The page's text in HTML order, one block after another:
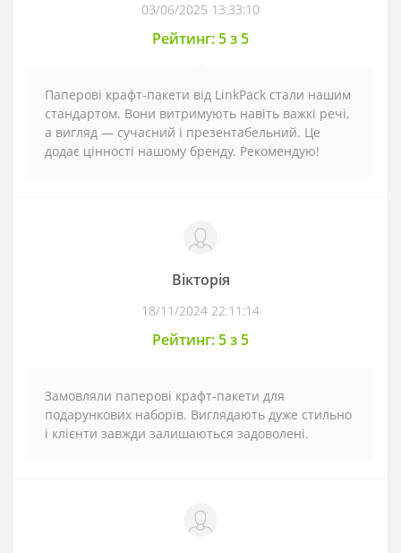
03/06/2025 13:33:10
Рейтинг: 5 з 5
Паперові крафт-пакети від LinkPack стали нашим
стандартом. Вони витримують навіть важкі речі,
а вигляд — сучасний і презентабельний. Це
додає цінності нашому бренду. Рекомендую!
Вікторія
18/11/2024 22:11:14
Рейтинг: 5 з 5
Замовляли паперові крафт-пакети для
подарункових наборів. Виглядають дуже стильно
і клієнти завжди залишаються задоволені.